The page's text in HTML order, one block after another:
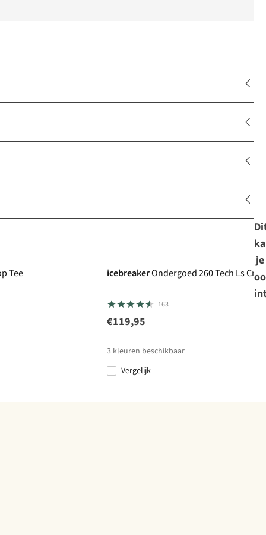
Tee icebreakerOndergoed 260 Tech Ls
163
€119,95
3 kleuren beschikbaar
Vergelijk
je